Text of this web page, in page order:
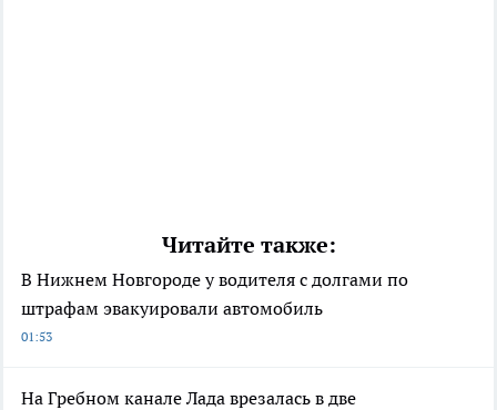
Читайте также:
В Нижнем Новгороде у водителя с долгами по
штрафам эвакуировали автомобиль
01:53
На Гребном канале Лада врезалась в две